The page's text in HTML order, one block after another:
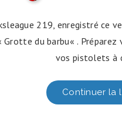
219, enregistré ce
du barbu« . Préparez
vos pistolets à
Continuer la